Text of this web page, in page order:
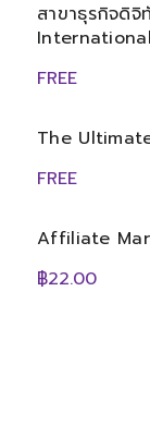
สาขาธุรกิจดิจิ
FREE
The
FREE
Affiliate
฿22.00